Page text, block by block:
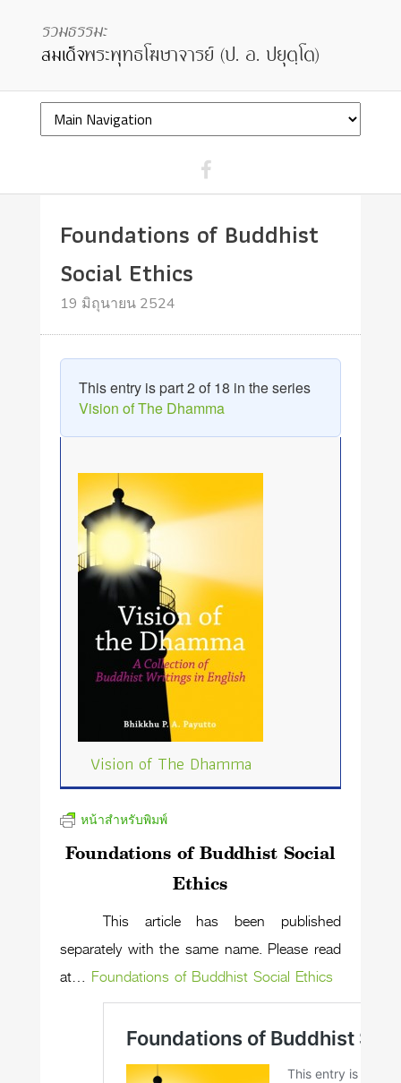
Foundations of Buddhist
Social Ethics
19 มิถุนายน 2524
This entry is part 2 of 18 in the series
Vision of The Dhamma
Vision of The Dhamma
หน้าสำหรับพิมพ์
Foundations of Buddhist Social
Ethics
This article has been published
separately with the same name. Please read
at… Foundations of Buddhist Social Ethics